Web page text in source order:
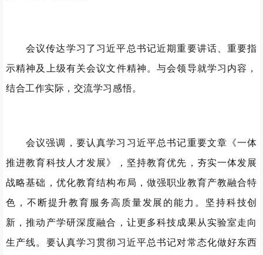
会议传达学习了习近平总书记近期重要讲话、重要指
示精神及上级有关会议文件精神。与会领导就学习内容，
结合工作实际，交流学习感悟。
会议强调，要认真学习习近平总书记重要文章《一体
推进教育科技人才发展》，坚持教育优先，夯实一体发展
战略基础，优化教育结构布局，做强职业教育产教融合特
色，不断提升教育服务高质量发展的能力。坚持科技创
新，推动产学研深度融合，让更多科技成果从实验室走向
生产线。要认真学习贯彻习近平总书记对常态化做好东西